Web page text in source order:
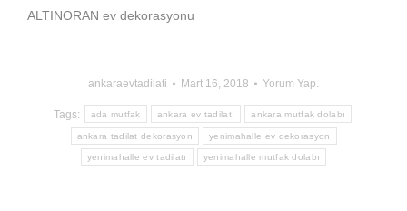
ALTINORAN ev dekorasyonu
ankaraevtadilati Mart 16, 2018 Yorum Yap.
Tags: ada mutfak ankara ev tadilatı ankara mutfak dolabı
ankara tadilat dekorasyon yenimahalle ev dekorasyon
yenimahalle ev tadilatı yenimahalle mutfak dolabı